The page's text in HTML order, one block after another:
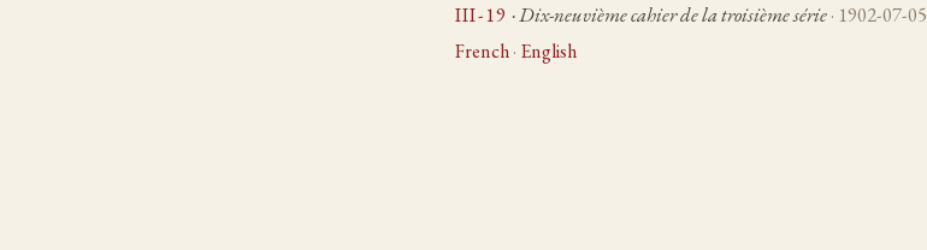
III-19 · Dix-neuvième cahier de la troisième série · 1902-07-05
French · English